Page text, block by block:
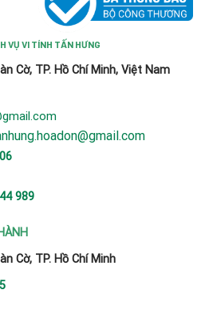
VỤ VI TÍNH TẤN HƯNG
Cờ, TP. Hồ Chí Minh, Việt Nam
989
Cờ, TP. Hồ Chí Minh